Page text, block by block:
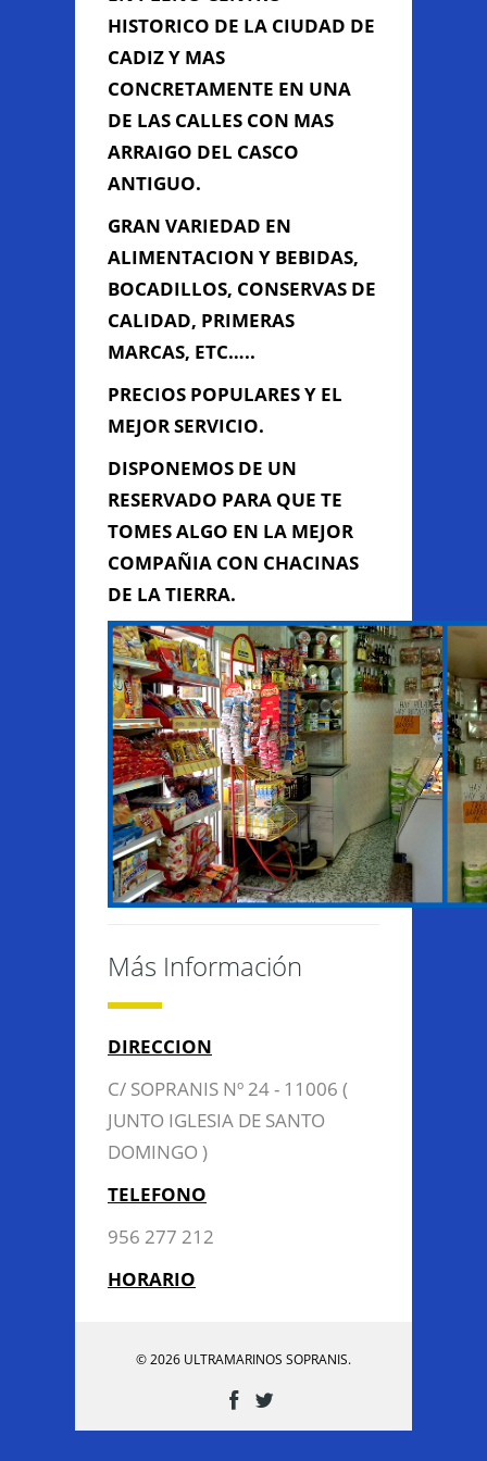
HISTORICO DE LA CIUDAD DE
CADIZ Y MAS
CONCRETAMENTE EN UNA
DE LAS CALLES CON MAS
ARRAIGO DEL CASCO
ANTIGUO.
GRAN VARIEDAD EN
ALIMENTACION Y BEBIDAS,
BOCADILLOS, CONSERVAS DE
CALIDAD, PRIMERAS
MARCAS, ETC…..
PRECIOS POPULARES Y EL
MEJOR SERVICIO.
DISPONEMOS DE UN
RESERVADO PARA QUE TE
TOMES ALGO EN LA MEJOR
COMPAÑIA CON CHACINAS
DE LA TIERRA.
Más Información
DIRECCION
C/ SOPRANIS Nº 24 - 11006 (
JUNTO IGLESIA DE SANTO
DOMINGO )
TELEFONO
956 277 212
HORARIO
Información de
Contacto
C/ SOPRANIS Nº 24 - 11006 (
JUNTO IGLESIA DE SANTO
956 277 212
Contacta con Nosotros
© 2026 ULTRAMARINOS SOPRANIS.